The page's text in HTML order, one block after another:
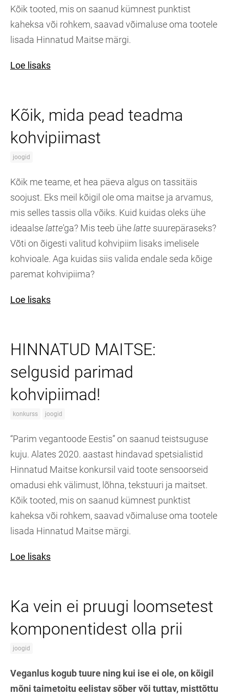
Kõik tooted, mis on saanud kümnest punktist
kaheksa või rohkem, saavad võimaluse oma tootele
lisada Hinnatud Maitse märgi.
Loe lisaks
Kõik, mida pead teadma
kohvipiimast
joogid
Kõik me teame, et hea päeva algus on tassitäis
soojust. Eks meil kõigil ole oma maitse ja arvamus,
mis selles tassis olla võiks. Kuid kuidas oleks ühe
ideaalselatte'ga? Mis teeb ühelatte suurepäraseks?
Võti on õigesti valitud kohvipiim lisaks imelisele
kohvioale. Aga kuidas siis valida endale seda kõige
paremat kohvipiima?
Loe lisaks
HINNATUD MAITSE:
selgusid parimad
kohvipiimad!
konkurss joogid
“Parim vegantoode Eestis” on saanud teistsuguse
kuju. Alates 2020. aastast hindavad spetsialistid
Hinnatud Maitse konkursil vaid toote sensoorseid
omadusi ehk välimust, lõhna, tekstuuri ja maitset.
Kõik tooted, mis on saanud kümnest punktist
kaheksa või rohkem, saavad võimaluse oma tootele
lisada Hinnatud Maitse märgi.
Loe lisaks
Ka vein ei pruugi loomsetest
komponentidest olla prii
joogid
Veganlus kogub tuure ning kui ise ei ole, on kõigil
mõni taimetoitu eelistav sõber või tuttav, misttõttu